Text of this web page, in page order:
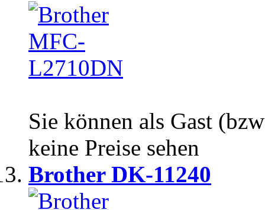
Sie können als Gast
keine Preise sehen
Brother DK-11240